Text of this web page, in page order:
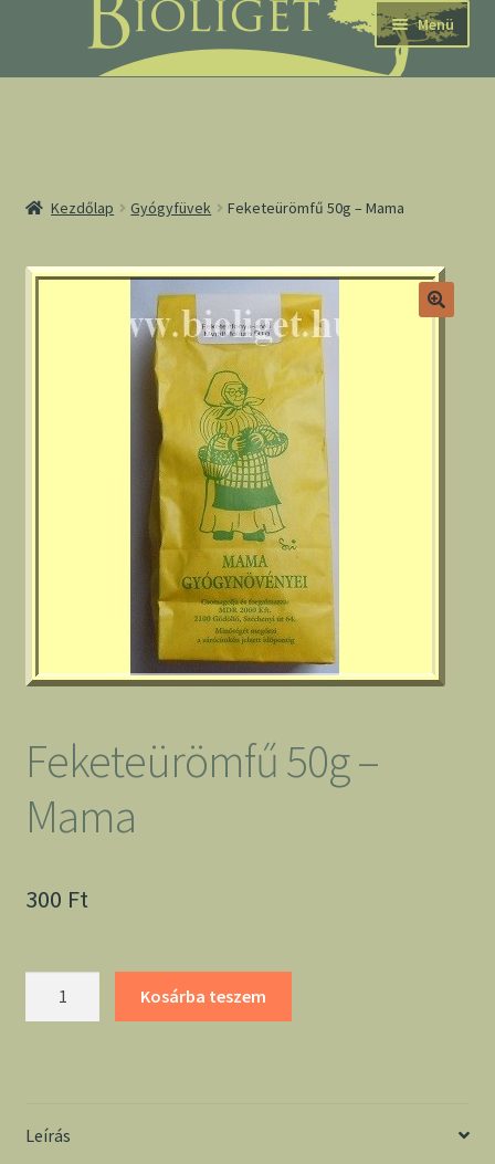
navigációhoz
tartalomba
Menü
Kezdőlap Gyógyfüvek Feketeürömfű 50g – Mama
Feketeürömfű 50g –
Mama
300 Ft
Kosárba teszem
Leírás